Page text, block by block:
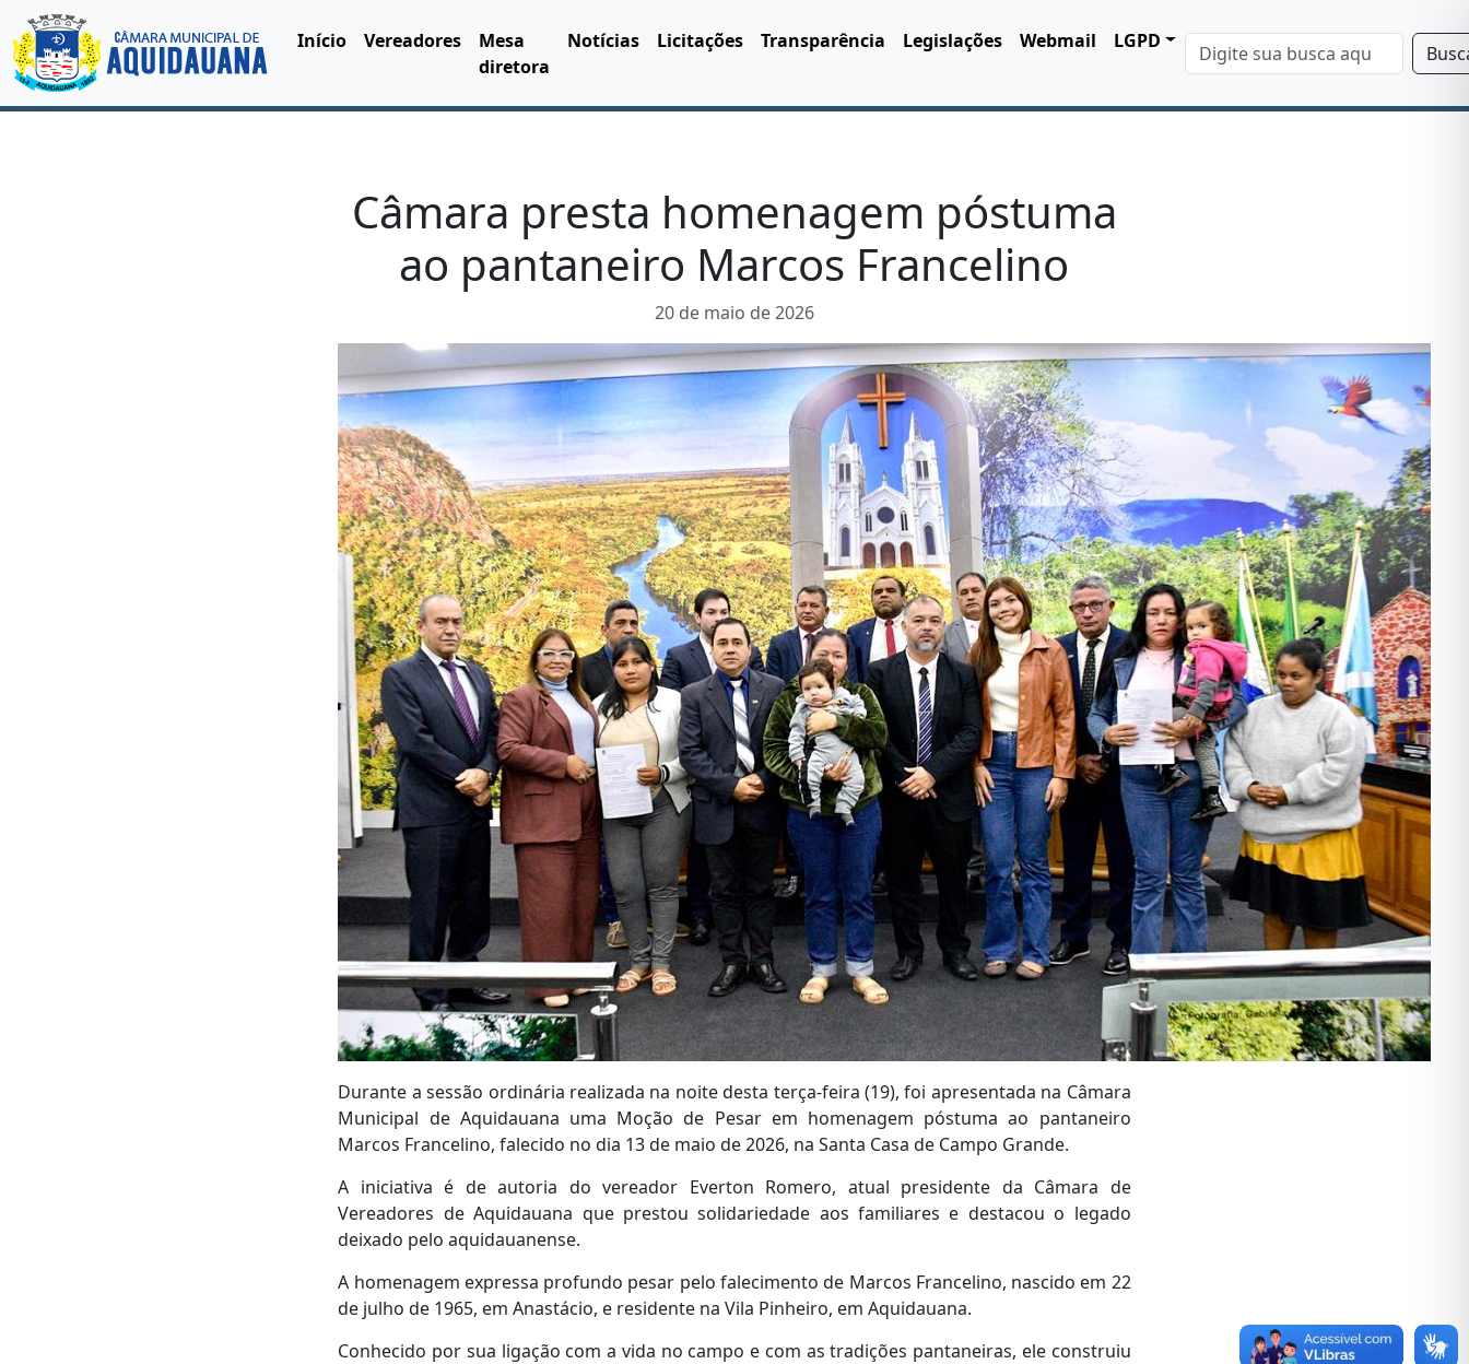
Início Vereadores
Mesa
diretora
Notícias Licitações Transparência Legislações Webmail LGPD
Câmara presta homenagem póstuma
ao pantaneiro Marcos Francelino
20 de maio de 2026
Durante a sessão ordinária realizada na noite desta terça-feira (19), foi apresentada na Câmara
Municipal de Aquidauana uma Moção de Pesar em homenagem póstuma ao pantaneiro
Marcos Francelino, falecido no dia 13 de maio de 2026, na Santa Casa de Campo Grande.
A iniciativa é de autoria do vereador Everton Romero, atual presidente da Câmara de
Vereadores de Aquidauana que prestou solidariedade aos familiares e destacou o legado
deixado pelo aquidauanense.
A homenagem expressa profundo pesar pelo falecimento de Marcos Francelino, nascido em 22
de julho de 1965, em Anastácio, e residente na Vila Pinheiro, em Aquidauana.
Conhecido por sua ligação com a vida no campo e com as tradições pantaneiras, ele construiu